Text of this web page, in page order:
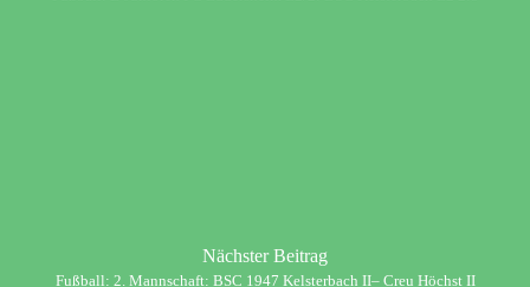
Nächster Beitrag
Fußball: 2. Mannschaft: BSC 1947 Kelsterbach II– Creu Höchst II